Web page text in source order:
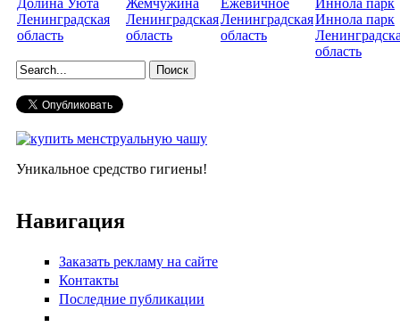
Ленинградская
область
Ленинградская
область
Ленинградская
область
Иннола парк
область
Форма поиска
Уникальное средство гигиены!
Навигация
Заказать рекламу на сайте
Контакты
Последние публикации